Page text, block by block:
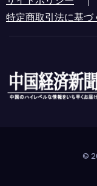
特定商取引法に基づ
©